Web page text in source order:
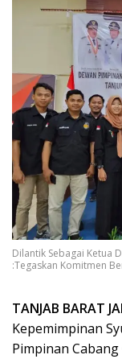
Dilantik Sebagai Ketua
:Tegaskan Komitmen
TANJAB BARAT
Kepemimpinan
Pimpinan